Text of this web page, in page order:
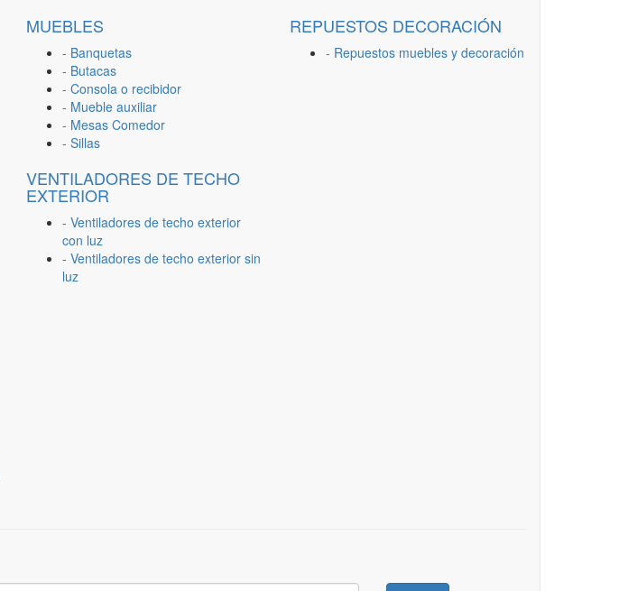
MUEBLES
- Banquetas
- Butacas
- Consola o recibidor
- Mueble auxiliar
- Mesas Comedor
- Sillas
REPUESTOS DECORACIÓN
- Repuestos muebles y decoración
VENTILADORES DE TECHO
EXTERIOR
- Ventiladores de techo exterior
con luz
- Ventiladores de techo exterior sin
luz